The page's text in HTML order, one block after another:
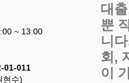
~ 13:00
01-011
현수)
대
뿐
니
회,
이